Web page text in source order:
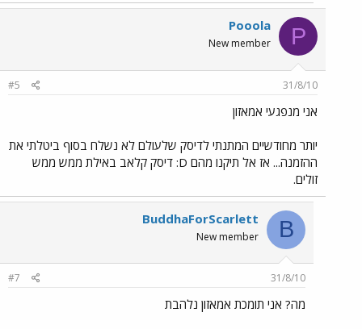
P
Pooola
New member
31/8/10
#5
אני מנפגעי אמאזון
יותר מחודשיים המתנתי לדיסק שלעולם לא נשלח בסוף ביטלתי את
ההזמנה... אז אל תיקנו מהם D: דיסק קלאב באילת ממש ממש
זולים.
B
BuddhaForScarlett
New member
31/8/10
#7
מה? אני תומכת אמאזון נלהבת